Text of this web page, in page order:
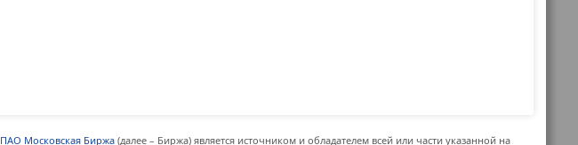
ПАО Московская Биржа (далее – Биржа) является источником и обладателем всей или части указанной на